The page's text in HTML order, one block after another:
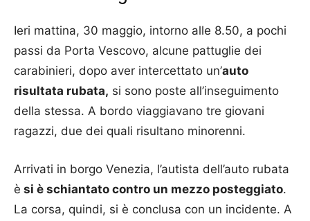
Ieri mattina, 30 maggio, intorno alle 8.50, a pochi
passi da Porta Vescovo, alcune pattuglie dei
carabinieri, dopo aver intercettato un’auto
risultata rubata, si sono poste all’inseguimento
della stessa. A bordo viaggiavano tre giovani
ragazzi, due dei quali risultano minorenni.
Arrivati in borgo Venezia, l’autista dell’auto rubata
è si è schiantato contro un mezzo posteggiato.
La corsa, quindi, si è conclusa con un incidente. A